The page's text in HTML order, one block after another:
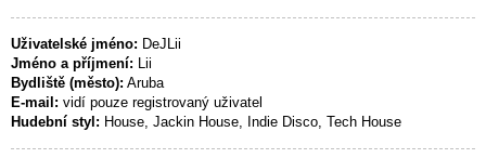
Uživatelské jméno: DeJLii
Jméno a příjmení: Lii
Bydliště (město): Aruba
E-mail: vidí pouze registrovaný uživatel
Hudební styl: House, Jackin House, Indie Disco, Tech House